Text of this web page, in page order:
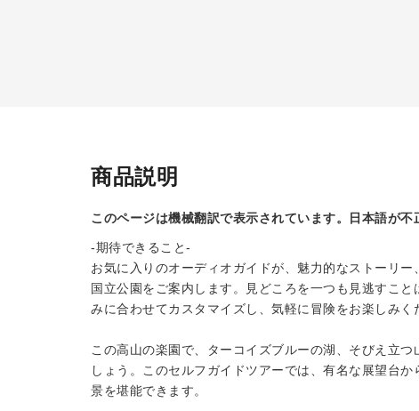
商品説明
このページは機械翻訳で表示されています。日本語が不
-期待できること-
お気に入りのオーディオガイドが、魅力的なストーリ
国立公園をご案内します。見どころを一つも見逃すこ
みに合わせてカスタマイズし、気軽に冒険をお楽しみく
この高山の楽園で、ターコイズブルーの湖、そびえ立
しょう。このセルフガイドツアーでは、有名な展望台
景を堪能できます。